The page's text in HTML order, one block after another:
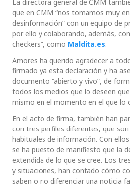
La directora general de CMM
que en CMM “nos tomamos muy
desinformación” con un equipo de
por ello y colaborando, además,
checkers”, como Maldita.es.
Amores ha querido agradecer a
firmado ya esta declaración y ha
documento “abierto y vivo”, de
todos los medios que lo deseen
mismo en el momento en el que lo
En el acto de firma, también han
con tres perfiles diferentes, que
habituales de información. Con
se ha puesto de manifiesto que la
extendida de lo que se cree. Los
y situaciones, han contado cómo
saben o no diferenciar una noticia